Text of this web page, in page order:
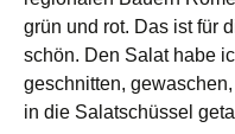
grün und rot. Das ist für
schön. Den Salat habe
geschnitten,
in die Salatschüssel